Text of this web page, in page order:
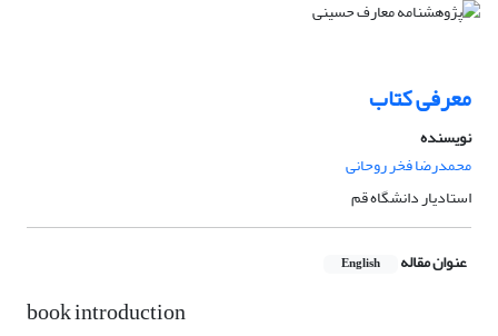
معرفی کتاب
نویسنده
محمدرضا فخر روحانی
استادیار دانشگاه قم
عنوان مقاله English
book introduction